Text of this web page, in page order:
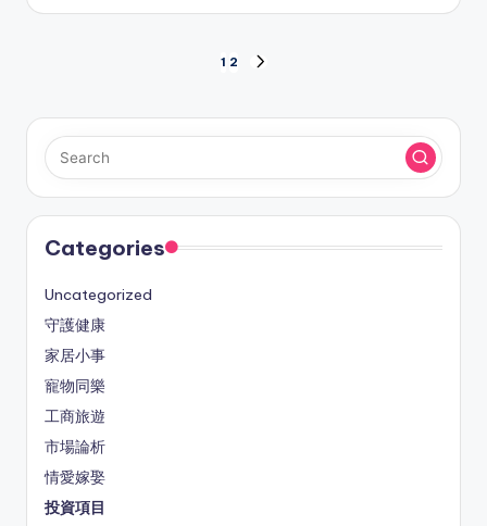
pagination
1 2
Categories
Uncategorized
守護健康
家居小事
寵物同樂
工商旅遊
市場論析
情愛嫁娶
投資項目